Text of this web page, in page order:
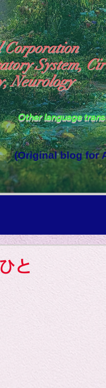
Corporation
System,
Neurology
Other language
(Original blog for
と